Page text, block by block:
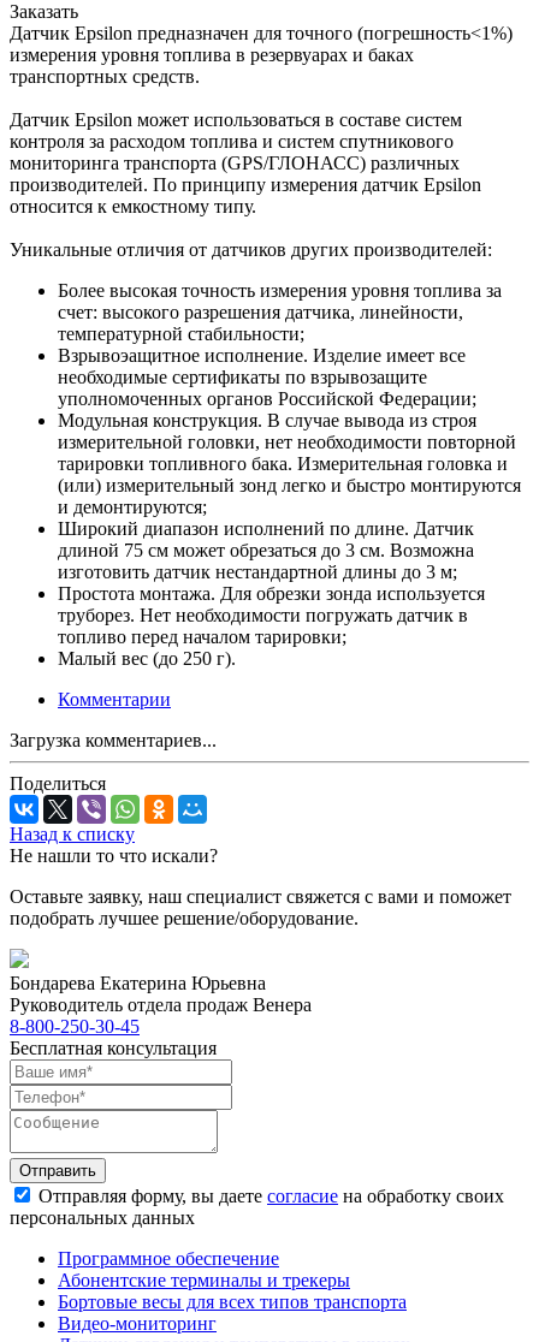
Заказать
Датчик Epsilon предназначен для точного (погрешность<1%)
измерения уровня топлива в резервуарах и баках
транспортных средств.
Датчик Epsilon может использоваться в составе систем
контроля за расходом топлива и систем спутникового
мониторинга транспорта (GPS/ГЛОНАСС) различных
производителей. По принципу измерения датчик Epsilon
относится к емкостному типу.
Уникальные отличия от датчиков других производителей:
Более высокая точность измерения уровня топлива за
счет: высокого разрешения датчика, линейности,
температурной стабильности;
Взрывоэащитное исполнение. Изделие имеет все
необходимые сертификаты по взрывозащите
уполномоченных органов Российской Федерации;
Модульная конструкция. В случае вывода из строя
измерительной головки, нет необходимости повторной
тарировки топливного бака. Измерительная головка и
(или) измерительный зонд легко и быстро монтируются
и демонтируются;
Широкий диапазон исполнений по длине. Датчик
длиной 75 см может обрезаться до 3 см. Возможна
изготовить датчик нестандартной длины до 3 м;
Простота монтажа. Для обрезки зонда используется
труборез. Нет необходимости погружать датчик в
топливо перед началом тарировки;
Малый вес (до 250 г).
Комментарии
Загрузка комментариев...
Поделиться
Назад к списку
Не нашли то что искали?
Оставьте заявку, наш специалист свяжется с вами и поможет
подобрать лучшее решение/оборудование.
Бондарева Екатерина Юрьевна
Руководитель отдела продаж Венера
8-800-250-30-45
Бесплатная консультация
Отправить
Отправляя форму, вы даете согласие на обработку своих
персональных данных
Программное обеспечение
Абонентские терминалы и трекеры
Бортовые весы для всех типов транспорта
Видео-мониторинг